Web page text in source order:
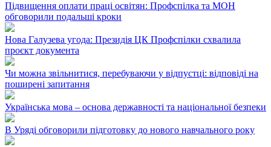
Підвищення оплати праці освітян: Профспілка та МОН
обговорили подальші кроки
Нова Галузева угода: Президія ЦК Профспілки схвалила
проєкт документа
Чи можна звільнитися, перебуваючи у відпустці: відповіді на
поширені запитання
Українська мова – основа державності та національної безпеки
В Уряді обговорили підготовку до нового навчального року